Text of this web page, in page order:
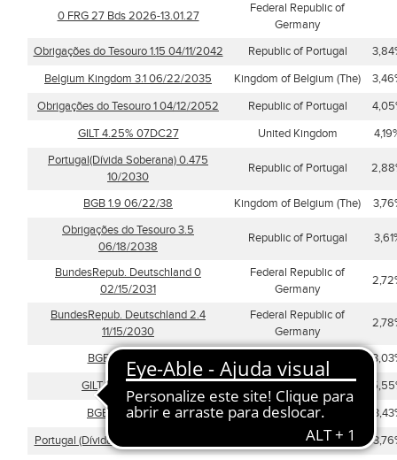
0 FRG 27 Bds 2026-13.01.27
Federal Republic of
Germany
Obrigações do Tesouro 1.15 04/11/2042
Republic of Portugal
Belgium Kingdom 3.1 06/22/2035
Kingdom of Belgium (The)
Obrigações do Tesouro 1 04/12/2052
Republic of Portugal
GILT 4.25% 07DC27
United Kingdom
Portugal(Dívida Soberana) 0.475
10/2030
Republic of Portugal
BGB 1.9 06/22/38 Kingdom of Belgium (The)
Obrigações do Tesouro 3.5
06/18/2038
Republic of Portugal
BundesRepub. Deutschland 0
02/15/2031
Federal Republic of
Germany
BundesRepub. Deutschland 2.4
11/15/2030
Federal Republic of
Germany
BGB 4 03/28/32 Kingdom of Belgium (The)
GILT 3.5% 22GE45
United Kingdom
BGB 5 03/28/35
Kingdom of Belgium (The)
Portugal (Dívida Soberana) 3 Perpétua
Republic of Portugal